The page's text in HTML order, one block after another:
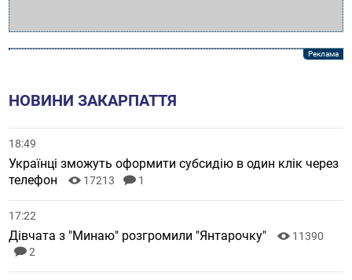
НОВИНИ ЗАКАРПАТТЯ
18:49
Українці зможуть оформити субсидію в один клік через
телефон
17213 1
17:22
Дівчата з "Минаю" розгромили "Янтарочку"
11390
2